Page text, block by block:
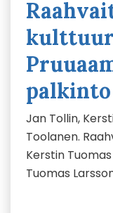
palkinto
Jan Tollin,
Toolanen.
Kerstin
Tuomas